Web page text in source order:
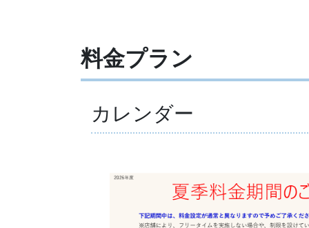
料金プラン
カレンダー